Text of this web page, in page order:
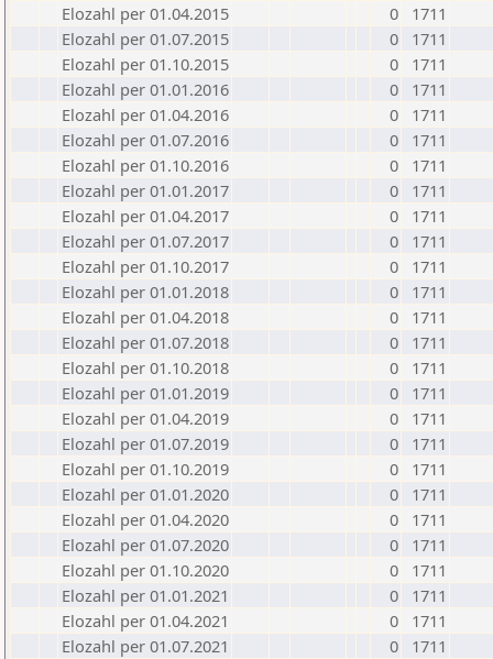
Elozahl per 01.04.2015
0
1711
Elozahl per 01.07.2015
0
1711
Elozahl per 01.10.2015
0
1711
Elozahl per 01.01.2016
0
1711
Elozahl per 01.04.2016
0
1711
Elozahl per 01.07.2016
0
1711
Elozahl per 01.10.2016
0
1711
Elozahl per 01.01.2017
0
1711
Elozahl per 01.04.2017
0
1711
Elozahl per 01.07.2017
0
1711
Elozahl per 01.10.2017
0
1711
Elozahl per 01.01.2018
0
1711
Elozahl per 01.04.2018
0
1711
Elozahl per 01.07.2018
0
1711
Elozahl per 01.10.2018
0
1711
Elozahl per 01.01.2019
0
1711
Elozahl per 01.04.2019
0
1711
Elozahl per 01.07.2019
0
1711
Elozahl per 01.10.2019
0
1711
Elozahl per 01.01.2020
0
1711
Elozahl per 01.04.2020
0
1711
Elozahl per 01.07.2020
0
1711
Elozahl per 01.10.2020
0
1711
Elozahl per 01.01.2021
0
1711
Elozahl per 01.04.2021
0
1711
Elozahl per 01.07.2021
0
1711